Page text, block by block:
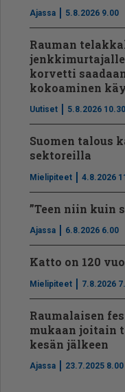
Ajassa 5.8.2026 9.00
Rauman
korvetti
kokoaminen
Uutiset 5.8.2026 10.30
Suomen talous
sektoreilla
Mielipiteet 4.8.2026
”Teen niin kuin
Ajassa 6.8.2026 6.00
Katto on 120
Mielipiteet 7.8.2026
Raumalaisen
mukaan joitain
kesän jälkeen
Ajassa 23.7.2025 8.00